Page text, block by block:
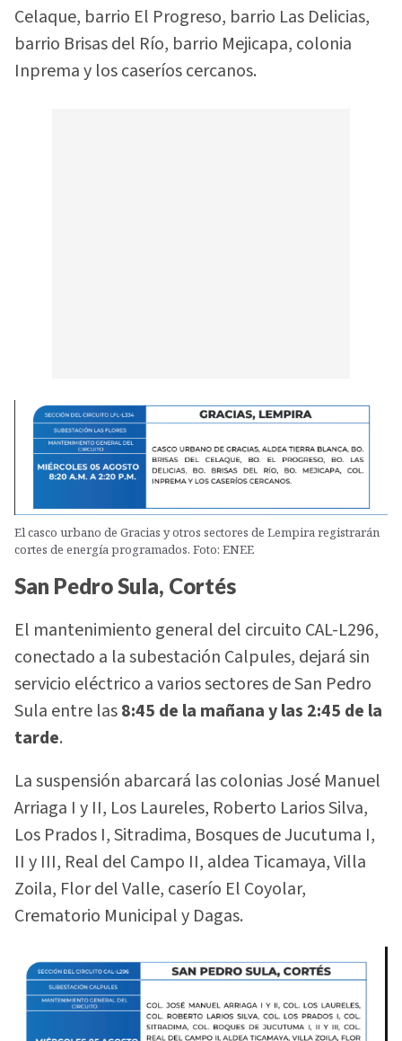
Celaque, barrio El Progreso, barrio Las Delicias,
barrio Brisas del Río, barrio Mejicapa, colonia
Inprema y los caseríos cercanos.
El casco urbano de Gracias y otros sectores de Lempira registrarán
cortes de energía programados. Foto: ENEE
San Pedro Sula, Cortés
El mantenimiento general del circuito CAL-L296,
conectado a la subestación Calpules, dejará sin
servicio eléctrico a varios sectores de San Pedro
Sula entre las8:45 de la mañana y las 2:45 de la
tarde.
La suspensión abarcará las colonias José Manuel
Arriaga I y II, Los Laureles, Roberto Larios Silva,
Los Prados I, Sitradima, Bosques de Jucutuma I,
II y III, Real del Campo II, aldea Ticamaya, Villa
Zoila, Flor del Valle, caserío El Coyolar,
Crematorio Municipal y Dagas.